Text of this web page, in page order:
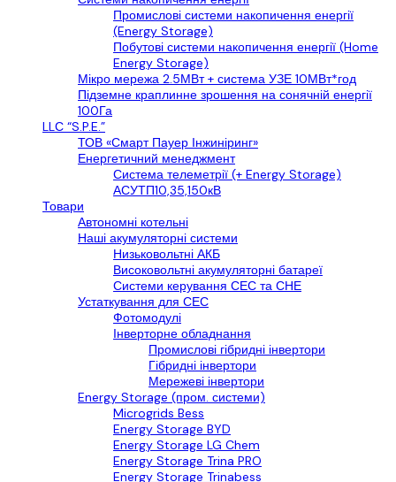
Промислові системи накопичення енергії
(Energy Storage)
Побутові системи накопичення енергії (Home
Energy Storage)
Мікро мережа 2.5МВт + система УЗЕ 10МВт*год
Підземне краплинне зрошення на сонячній енергії
100Га
LLС “S.P.E.”
ТОВ «Смарт Пауер Інжиніринг»
Енергетичний менеджмент
Система телеметрії (+ Energy Storage)
АСУТП10,35,150кВ
Товари
Автономні котельні
Наші акумуляторні системи
Низьковольтні АКБ
Високовольтні акумуляторні батареї
Системи керування СЕС та СНЕ
Устаткування для СЕС
Фотомодулі
Інверторне обладнання
Промислові гібридні інвертори
Гібридні інвертори
Мережеві інвертори
Energy Storage (пром. системи)
Microgrids Bess
Energy Storage BYD
Energy Storage LG Chem
Energy Storage Trina PRO
Energy Storage Trinabess